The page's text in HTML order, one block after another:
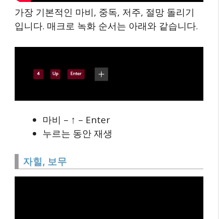
가장 기본적인 마비, 중독, 저주, 절망 돌리기
입니다. 매크로 녹화 순서는 아래와 같습니다.
마비 – ↑ – Enter
누르는 동안 재생
자힐, 보무